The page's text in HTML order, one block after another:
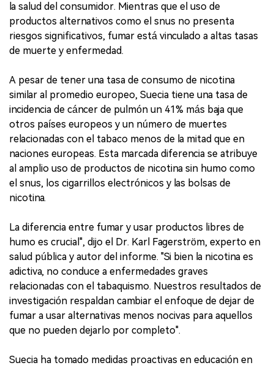
la salud del consumidor. Mientras que el uso de
productos alternativos como el snus no presenta
riesgos significativos, fumar está vinculado a altas tasas
de muerte y enfermedad.
A pesar de tener una tasa de consumo de nicotina
similar al promedio europeo, Suecia tiene una tasa de
incidencia de cáncer de pulmón un 41% más baja que
otros países europeos y un número de muertes
relacionadas con el tabaco menos de la mitad que en
naciones europeas. Esta marcada diferencia se atribuye
al amplio uso de productos de nicotina sin humo como
el snus, los cigarrillos electrónicos y las bolsas de
nicotina.
La diferencia entre fumar y usar productos libres de
humo es crucial", dijo el Dr. Karl Fagerström, experto en
salud pública y autor del informe. "Si bien la nicotina es
adictiva, no conduce a enfermedades graves
relacionadas con el tabaquismo. Nuestros resultados de
investigación respaldan cambiar el enfoque de dejar de
fumar a usar alternativas menos nocivas para aquellos
que no pueden dejarlo por completo".
Suecia ha tomado medidas proactivas en educación en